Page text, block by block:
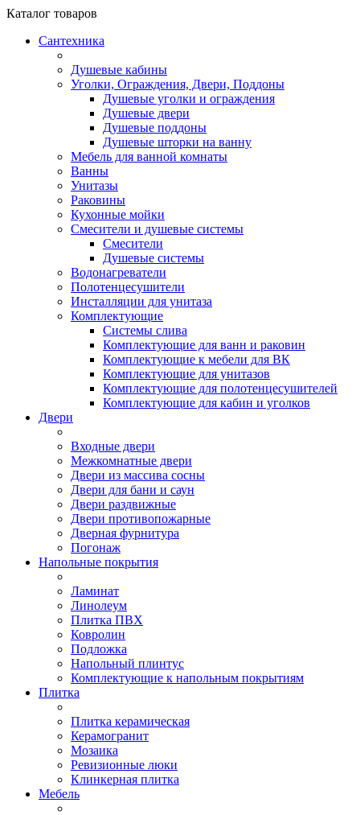
Каталог товаров
Сантехника
Душевые кабины
Уголки, Ограждения, Двери, Поддоны
Душевые уголки и ограждения
Душевые двери
Душевые поддоны
Душевые шторки на ванну
Мебель для ванной комнаты
Ванны
Унитазы
Раковины
Кухонные мойки
Смесители и душевые системы
Смесители
Душевые системы
Водонагреватели
Полотенцесушители
Инсталляции для унитаза
Комплектующие
Системы слива
Комплектующие для ванн и раковин
Комплектующие к мебели для ВК
Комплектующие для унитазов
Комплектующие для полотенцесушителей
Комплектующие для кабин и уголков
Двери
Входные двери
Межкомнатные двери
Двери из массива сосны
Двери для бани и саун
Двери раздвижные
Двери противопожарные
Дверная фурнитура
Погонаж
Напольные покрытия
Ламинат
Линолеум
Плитка ПВХ
Ковролин
Подложка
Напольный плинтус
Комплектующие к напольным покрытиям
Плитка
Плитка керамическая
Керамогранит
Мозаика
Ревизионные люки
Клинкерная плитка
Мебель